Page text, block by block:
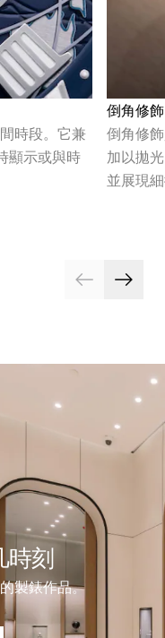
時段。它兼
顯示或與時
倒角修飾
倒角修
加以拋
並展現
時刻
製錶作品。